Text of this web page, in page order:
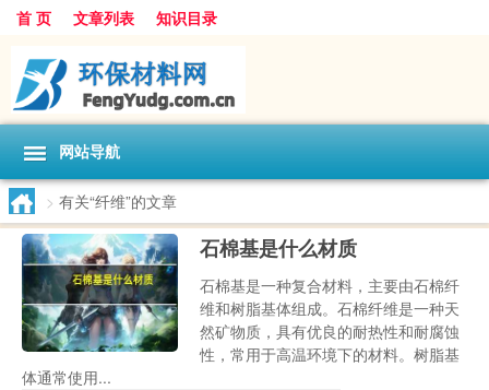
首 页 文章列表 知识目录
网站导航
> 有关“纤维”的文章
石棉基是什么材质
石棉基是一种复合材料，主要由石棉纤
维和树脂基体组成。石棉纤维是一种天
然矿物质，具有优良的耐热性和耐腐蚀
性，常用于高温环境下的材料。树脂基
体通常使用...